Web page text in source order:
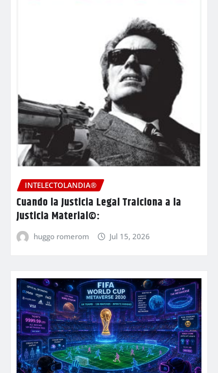
INTELECTOLANDIA®
Cuando la Justicia Legal Traiciona a la
Justicia Material©:
huggo romerom Jul 15, 2026